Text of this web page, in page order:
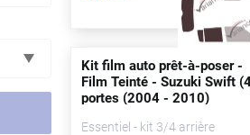
4525-
Kit film auto prêt-à-poser -
Film Teinté - Suzuki Swift
portes(2004 - 2010)
Essentiel - kit 3/4 arrière